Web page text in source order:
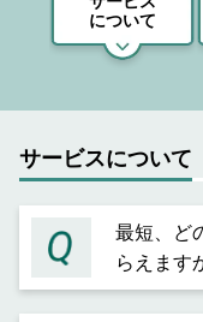
について
サービスについて
最短、ど
らえます